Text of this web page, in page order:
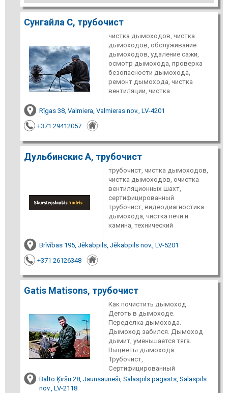
Сунгайла С, трубочист
чистка дымоходов, чистка
дымоходов, обслуживание
дымоходов, удаление сажи,
осмотр дымохода, проверка
безопасности дымохода,
ремонт дымохода, чистка
вентиляции, чистка
Rīgas 38, Valmiera, Valmieras nov., LV-4201
+371 29412057
Дульбинскис А, трубочист
трубочист, чистка дымоходов,
чистка дымоходов, очистка
вентиляционных шахт,
сертифицированный
трубочист, видеодиагностика
дымохода, чистка печи и
камина, технический
Brīvības 195, Jēkabpils, Jēkabpils nov., LV-5201
+371 26126348
Gatis Matisons, трубочист
Как почистить дымоход.
Деготь в дымоходе.
Переделка дымохода.
Дымоход забился. Дымоход
дымит, уменьшается тяга.
Выцветы дымохода.
Трубочист,
Сертифицированный
Balto Ķiršu 28, Jaunsaurieši, Salaspils pagasts, Salaspils
nov., LV-2118